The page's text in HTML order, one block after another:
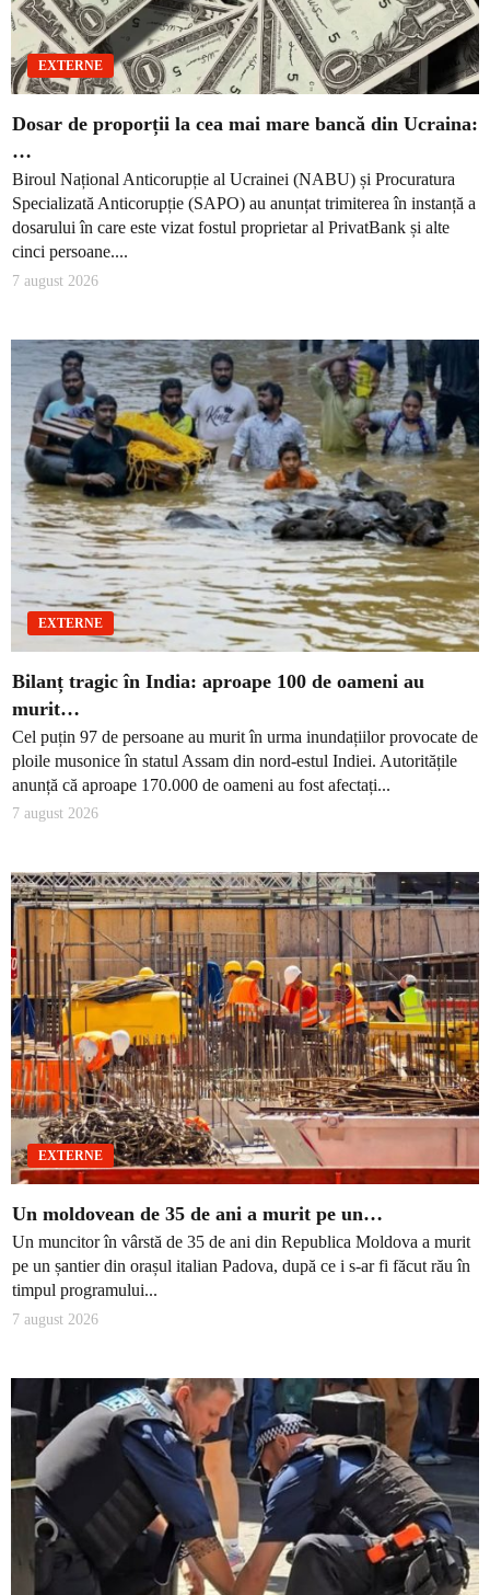
EXTERNE
Dosar de proporții la cea mai mare bancă din Ucraina:
…
Biroul Național Anticorupție al Ucrainei (NABU) și Procuratura
Specializată Anticorupție (SAPO) au anunțat trimiterea în instanță a
dosarului în care este vizat fostul proprietar al PrivatBank și alte
cinci persoane....
7 august 2026
EXTERNE
Bilanț tragic în India: aproape 100 de oameni au
murit…
Cel puțin 97 de persoane au murit în urma inundațiilor provocate de
ploile musonice în statul Assam din nord-estul Indiei. Autoritățile
anunță că aproape 170.000 de oameni au fost afectați...
7 august 2026
EXTERNE
Un moldovean de 35 de ani a murit pe un…
Un muncitor în vârstă de 35 de ani din Republica Moldova a murit
pe un șantier din orașul italian Padova, după ce i s-ar fi făcut rău în
timpul programului...
7 august 2026